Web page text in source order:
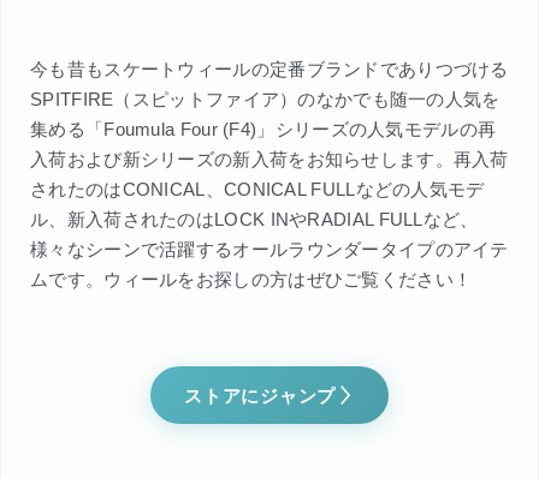
今も昔もスケートウィールの定番ブランドでありつづける
SPITFIRE（スピットファイア）のなかでも随一の人気を
集める「Foumula Four (F4)」シリーズの人気モデルの再
入荷および新シリーズの新入荷をお知らせします。再入荷
されたのはCONICAL、CONICAL FULLなどの人気モデ
ル、新入荷されたのはLOCK INやRADIAL FULLなど、
様々なシーンで活躍するオールラウンダータイプのアイテ
ムです。ウィールをお探しの方はぜひご覧ください！
ストアにジャンプ